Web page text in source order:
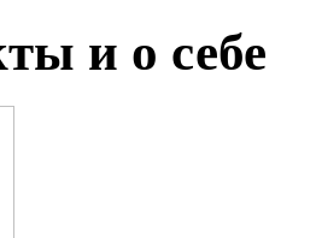
и о себе